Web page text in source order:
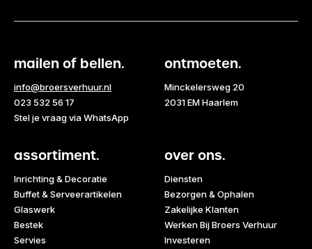
mailen of bellen.
info@broersverhuur.nl
023 532 56 17
Stel je vraag via WhatsApp
ontmoeten.
Minckelersweg 20
2031 EM Haarlem
assortiment.
Inrichting & Decoratie
Buffet & Serveerartikelen
Glaswerk
Bestek
Servies
over ons.
Diensten
Bezorgen & Ophalen
Zakelijke Klanten
Werken Bij Broers Verhuur
Investeren